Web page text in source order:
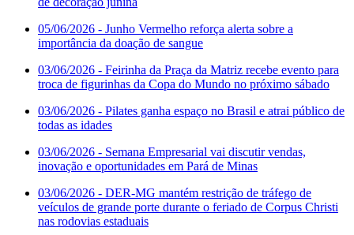
05/06/2026 - Junho Vermelho reforça alerta sobre a
importância da doação de sangue
03/06/2026 - Feirinha da Praça da Matriz recebe evento para
troca de figurinhas da Copa do Mundo no próximo sábado
03/06/2026 - Pilates ganha espaço no Brasil e atrai público de
todas as idades
03/06/2026 - Semana Empresarial vai discutir vendas,
inovação e oportunidades em Pará de Minas
03/06/2026 - DER-MG mantém restrição de tráfego de
veículos de grande porte durante o feriado de Corpus Christi
nas rodovias estaduais